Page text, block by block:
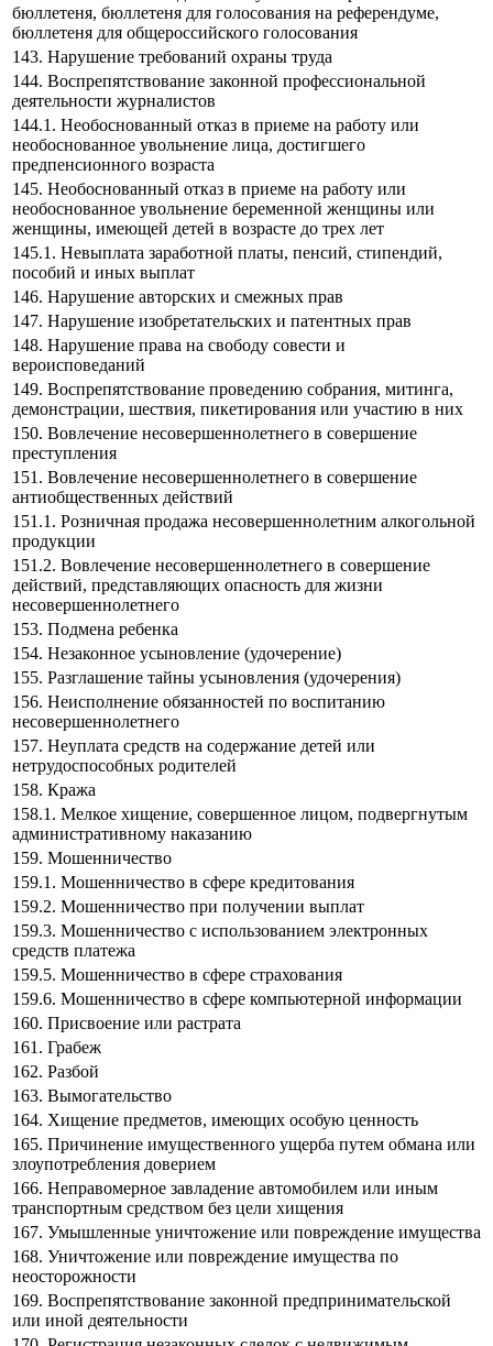
бюллетеня, бюллетеня для голосования на референдуме,
бюллетеня для общероссийского голосования
143. Нарушение требований охраны труда
144. Воспрепятствование законной профессиональной
деятельности журналистов
144.1. Необоснованный отказ в приеме на работу или
необоснованное увольнение лица, достигшего
предпенсионного возраста
145. Необоснованный отказ в приеме на работу или
необоснованное увольнение беременной женщины или
женщины, имеющей детей в возрасте до трех лет
145.1. Невыплата заработной платы, пенсий, стипендий,
пособий и иных выплат
146. Нарушение авторских и смежных прав
147. Нарушение изобретательских и патентных прав
148. Нарушение права на свободу совести и
вероисповеданий
149. Воспрепятствование проведению собрания, митинга,
демонстрации, шествия, пикетирования или участию в них
150. Вовлечение несовершеннолетнего в совершение
преступления
151. Вовлечение несовершеннолетнего в совершение
антиобщественных действий
151.1. Розничная продажа несовершеннолетним алкогольной
продукции
151.2. Вовлечение несовершеннолетнего в совершение
действий, представляющих опасность для жизни
несовершеннолетнего
153. Подмена ребенка
154. Незаконное усыновление (удочерение)
155. Разглашение тайны усыновления (удочерения)
156. Неисполнение обязанностей по воспитанию
несовершеннолетнего
157. Неуплата средств на содержание детей или
нетрудоспособных родителей
158. Кража
158.1. Мелкое хищение, совершенное лицом, подвергнутым
административному наказанию
159. Мошенничество
159.1. Мошенничество в сфере кредитования
159.2. Мошенничество при получении выплат
159.3. Мошенничество с использованием электронных
средств платежа
159.5. Мошенничество в сфере страхования
159.6. Мошенничество в сфере компьютерной информации
160. Присвоение или растрата
161. Грабеж
162. Разбой
163. Вымогательство
164. Хищение предметов, имеющих особую ценность
165. Причинение имущественного ущерба путем обмана или
злоупотребления доверием
166. Неправомерное завладение автомобилем или иным
транспортным средством без цели хищения
167. Умышленные уничтожение или повреждение имущества
168. Уничтожение или повреждение имущества по
неосторожности
169. Воспрепятствование законной предпринимательской
или иной деятельности